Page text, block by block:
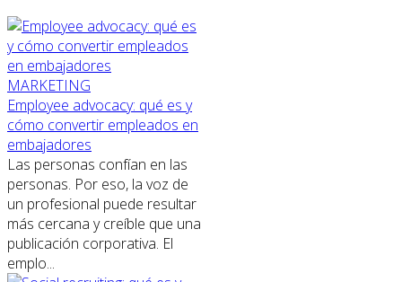
MARKETING
Employee advocacy: qué es y
cómo convertir empleados en
embajadores
Las personas confían en las
personas. Por eso, la voz de
un profesional puede resultar
más cercana y creíble que una
publicación corporativa. El
emplo...